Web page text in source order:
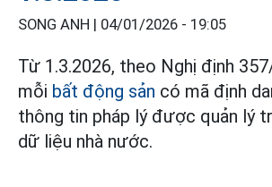
SONG ANH | 04/01/2026 - 19:05
Từ 1.3.2026, theo Nghị định
mỗi bất động sản có mã định
thông tin pháp lý được quản lý
dữ liệu nhà nước.